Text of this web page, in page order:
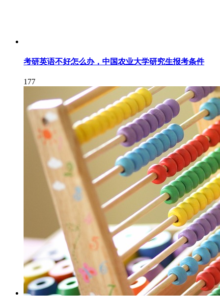
考研英语不好怎么办，中国农业大学研究生报考条件
177